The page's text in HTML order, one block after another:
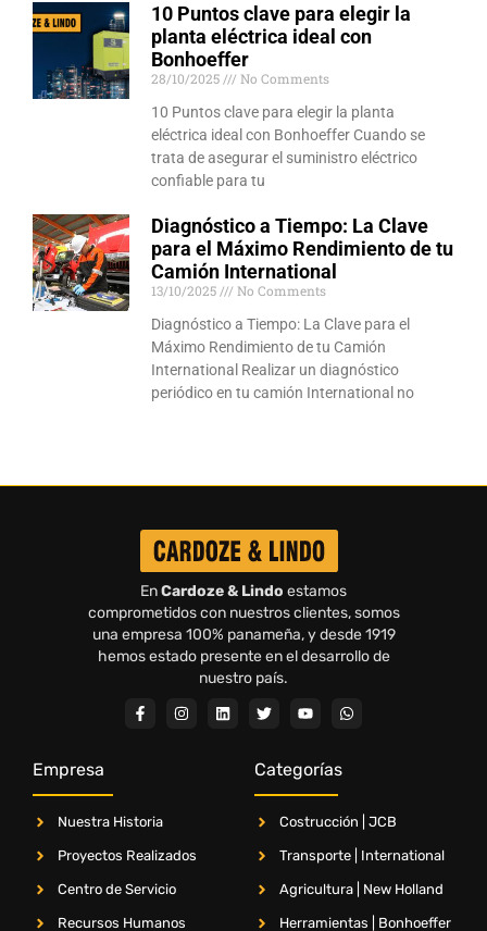
10 Puntos clave para elegir la
planta eléctrica ideal con
Bonhoeffer
28/10/2025
No Comments
10 Puntos clave para elegir la planta
eléctrica ideal con Bonhoeffer Cuando se
trata de asegurar el suministro eléctrico
confiable para tu
Diagnóstico a Tiempo: La Clave
para el Máximo Rendimiento de tu
Camión International
13/10/2025
No Comments
Diagnóstico a Tiempo: La Clave para el
Máximo Rendimiento de tu Camión
International Realizar un diagnóstico
periódico en tu camión International no
EnCardoze & Lindo estamos
comprometidos con nuestros clientes, somos
una empresa 100% panameña, y desde 1919
hemos estado presente en el desarrollo de
nuestro país.
Empresa
Nuestra Historia
Proyectos Realizados
Centro de Servicio
Recursos Humanos
Categorías
Costrucción | JCB
Transporte | International
Agricultura | New Holland
Herramientas | Bonhoeffer